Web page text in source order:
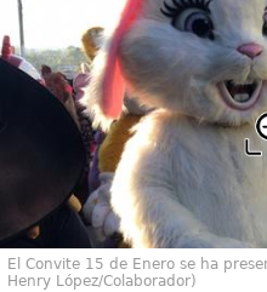
El Convite 15 de Enero se ha
Henry López/Colaborador)